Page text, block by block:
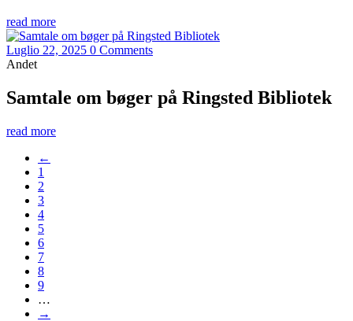
read more
Luglio 22, 2025 0 Comments
Andet
Samtale om bøger på Ringsted Bibliotek
read more
←
1
2
3
4
5
6
7
8
9
…
→